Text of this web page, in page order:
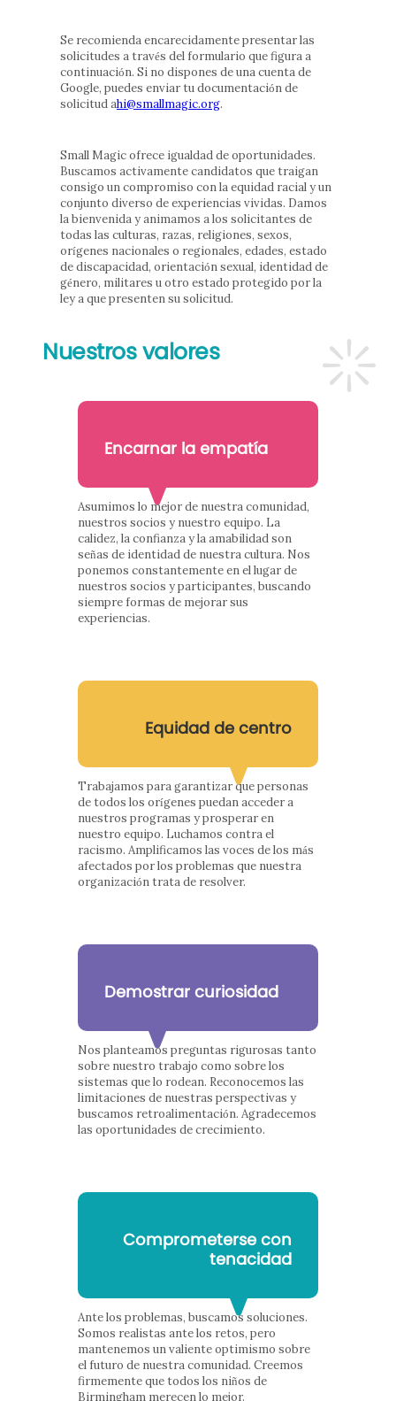
Se recomienda encarecidamente presentar las
solicitudes a través del formulario que figura a
continuación. Si no dispones de una cuenta de
Google, puedes enviar tu documentación de
solicitud ahi@smallmagic.org.
Small Magic ofrece igualdad de oportunidades.
Buscamos activamente candidatos que traigan
consigo un compromiso con la equidad racial y un
conjunto diverso de experiencias vividas. Damos
la bienvenida y animamos a los solicitantes de
todas las culturas, razas, religiones, sexos,
orígenes nacionales o regionales, edades, estado
de discapacidad, orientación sexual, identidad de
género, militares u otro estado protegido por la
ley a que presenten su solicitud.
Nuestros valores
Encarnar la empatía
Asumimos lo mejor de nuestra comunidad,
nuestros socios y nuestro equipo. La
calidez, la confianza y la amabilidad son
señas de identidad de nuestra cultura. Nos
ponemos constantemente en el lugar de
nuestros socios y participantes, buscando
siempre formas de mejorar sus
experiencias.
Trabajamos para garantizar que personas
de todos los orígenes puedan acceder a
nuestros programas y prosperar en
nuestro equipo. Luchamos contra el
racismo. Amplificamos las voces de los más
afectados por los problemas que nuestra
organización trata de resolver.
Equidad de centro
Demostrar curiosidad
Nos planteamos preguntas rigurosas tanto
sobre nuestro trabajo como sobre los
sistemas que lo rodean. Reconocemos las
limitaciones de nuestras perspectivas y
buscamos retroalimentación. Agradecemos
las oportunidades de crecimiento.
Ante los problemas, buscamos soluciones.
Somos realistas ante los retos, pero
mantenemos un valiente optimismo sobre
el futuro de nuestra comunidad. Creemos
firmemente que todos los niños de
Birmingham merecen lo mejor.
Comprometerse con
tenacidad